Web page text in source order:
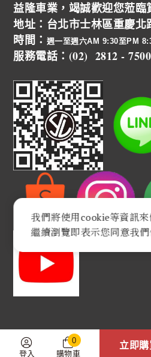
益隆車業，竭誠歡迎您蒞臨
地址：台北市士林區重慶
時間： 週一至週六AM 9:30至PM
服務電話：(02) 2812 - 7500
登入 購物車
0
立即購
我們將使用cookie等資訊來
繼續瀏覽即表示您同意我們